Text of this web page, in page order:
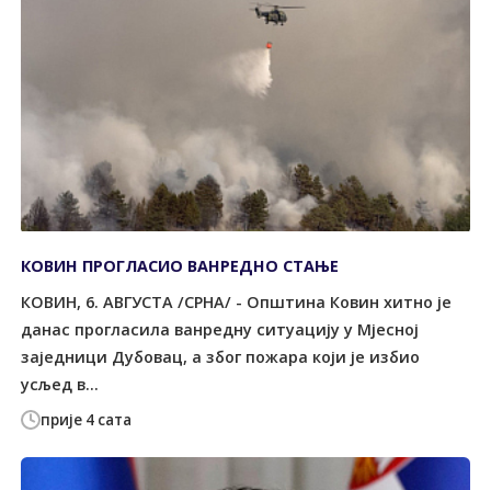
прије 4 сата
КОВИН ПРОГЛАСИО ВАНРЕДНО СТАЊЕ
КОВИН, 6. АВГУСТА /СРНА/ - Општина Ковин хитно је
данас прогласила ванредну ситуацију у Мјесној
заједници Дубовац, а због пожара који је избио
усљед в...